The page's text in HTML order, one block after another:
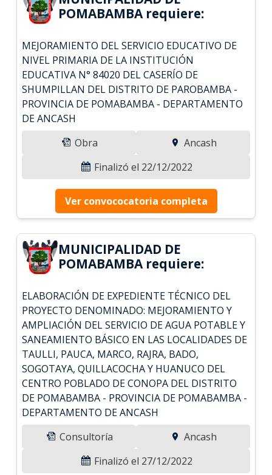
POMABAMBA requiere:
MEJORAMIENTO DEL SERVICIO EDUCATIVO DE
NIVEL PRIMARIA DE LA INSTITUCIÓN
EDUCATIVA N° 84020 DEL CASERÍO DE
SHUMPILLAN DEL DISTRITO DE PAROBAMBA -
PROVINCIA DE POMABAMBA - DEPARTAMENTO
DE ANCASH
Obra
Ancash
Finalizó el 22/12/2022
Ver convococatoria completa
MUNICIPALIDAD DE
POMABAMBA requiere:
ELABORACIÓN DE EXPEDIENTE TÉCNICO DEL
PROYECTO DENOMINADO: MEJORAMIENTO Y
AMPLIACIÓN DEL SERVICIO DE AGUA POTABLE Y
SANEAMIENTO BÁSICO EN LAS LOCALIDADES DE
TAULLI, PAUCA, MARCO, RAJRA, BADO,
SOGOTAYA, QUILLACOCHA Y HUANUCO DEL
CENTRO POBLADO DE CONOPA DEL DISTRITO
DE POMABAMBA - PROVINCIA DE POMABAMBA -
DEPARTAMENTO DE ANCASH
Consultoría
Ancash
Finalizó el 27/12/2022